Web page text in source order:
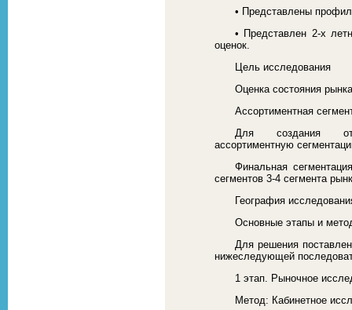
• Представлены
• Представлен 2-х
оценок.
Цель исследования
Оценка состояния
Ассортиментная
Для создания
ассортиментную
Финальная
сегментов 3-4 сегмента
География
Основные этапы и
Для решения
нижеследующей
1 этап. Рыночное
Метод: Кабинетное